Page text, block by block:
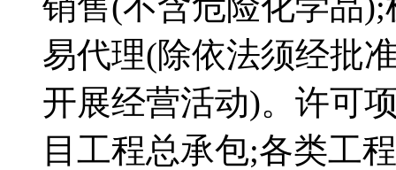
易代理(除依法须经批
开展经营活动)。许可
目工程总承包;各类工